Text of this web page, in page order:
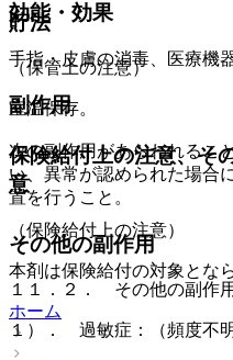
貯法
（保管上の注意）
室温保存。
保険給付上の注意、そ
意
（保険給付上の注意）
本剤は保険給付の対象とな
ホーム
効能・効果
手指・皮膚の消毒、医療機
副作用
次の副作用があらわれるこ
い、異常が認められた場合
置を行うこと。
その他の副作用
１１．２． その他の副作用
１）． 過敏症：（頻度不